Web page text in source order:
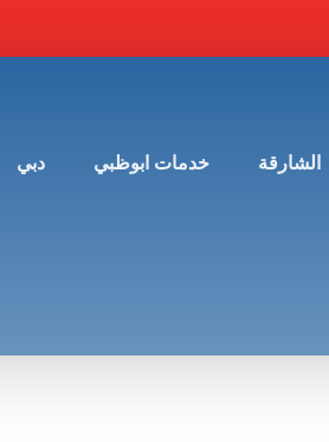
الشارقة خدمات ابوظبي دبي